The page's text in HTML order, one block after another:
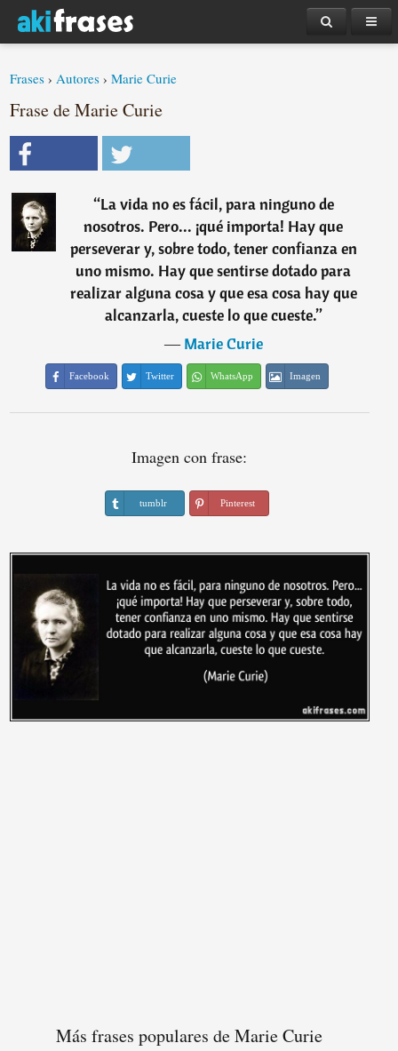
Frases ›Autores ›Marie Curie
Frase de Marie Curie
“La vida no es fácil, para ninguno de
nosotros. Pero... ¡qué importa! Hay que
perseverar y, sobre todo, tener confianza en
uno mismo. Hay que sentirse dotado para
realizar alguna cosa y que esa cosa hay que
alcanzarla, cueste lo que cueste.”
―Marie Curie
Facebook Twitter WhatsApp Imagen
Imagen con frase:
tumblr Pinterest
Más frases populares de Marie Curie